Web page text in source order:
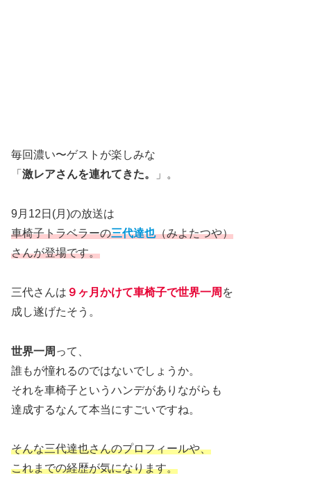
毎回濃い〜ゲストが楽しみな
「 激レアさんを連れてきた。 」。
9月12日(月)の放送は
車椅子トラベラーの三代達也（みよたつや）
さんが登場です。
三代さんは ９ヶ月かけて車椅子で世界一周 を
成し遂げたそう。
世界一周 って、
誰もが憧れるのではないでしょうか。
それを車椅子というハンデがありながらも
達成するなんて本当にすごいですね。
そんな三代達也さんのプロフィールや、
これまでの経歴が気になります。